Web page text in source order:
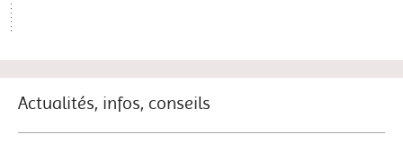
Actualités, infos, conseils